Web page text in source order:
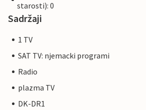
starosti): 0
Sadržaji
1 TV
SAT TV: njemacki programi
Radio
plazma TV
DK-DR1